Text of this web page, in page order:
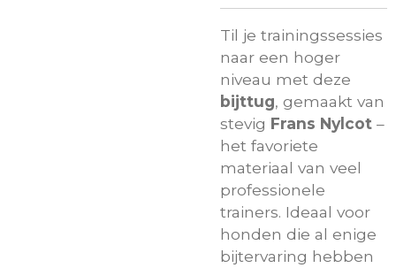
Til je trainingssessies
naar een hoger
niveau met deze
bijttug, gemaakt van
stevig Frans Nylcot –
het favoriete
materiaal van veel
professionele
trainers. Ideaal voor
honden die al enige
bijtervaring hebben